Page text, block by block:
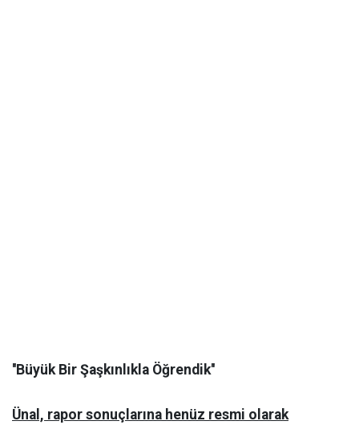
''Büyük Bir Şaşkınlıkla Öğrendik''
Ünal, rapor sonuçlarına henüz resmi olarak